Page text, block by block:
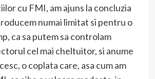
cu FMI, am ajuns la concluzia
numai limitat si pentru o
ca sa putem sa controlam
cel mai cheltuitor, si anume
o coplata care, asa cum am